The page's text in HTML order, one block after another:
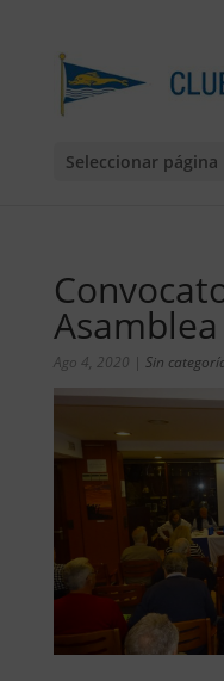
Seleccionar página
Ago 4, 2020 | Sin